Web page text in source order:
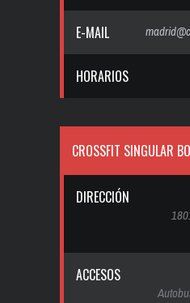
E-MAIL
HORARIOS
CROSSFIT SINGULAR
DIRECCIÓN
ACCESOS